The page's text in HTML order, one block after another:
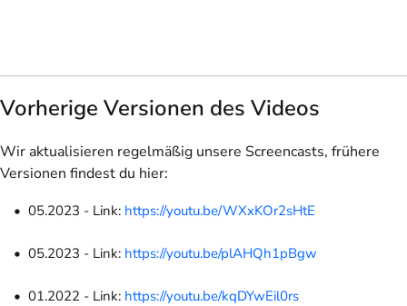
Vorherige Versionen des Videos
Wir aktualisieren regelmäßig unsere Screencasts, frühere
Versionen findest du hier:
05.2023 - Link: https://youtu.be/WXxKOr2sHtE
05.2023 - Link: https://youtu.be/plAHQh1pBgw
01.2022 - Link: https://youtu.be/kqDYwEil0rs